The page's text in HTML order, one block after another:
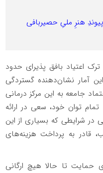
هنرِ ملیِ حصیربافی
اعتیاد بافق پذیرای حدود
این آمار نشان‌دهنده گستردگی
جامعه به این مرکز درمانی
توان خود، سعی در ارائه
در شرایطی که بسیاری از این
قادر به پرداخت هزینه‌های
حمایت تا حالا هیچ ارگانی